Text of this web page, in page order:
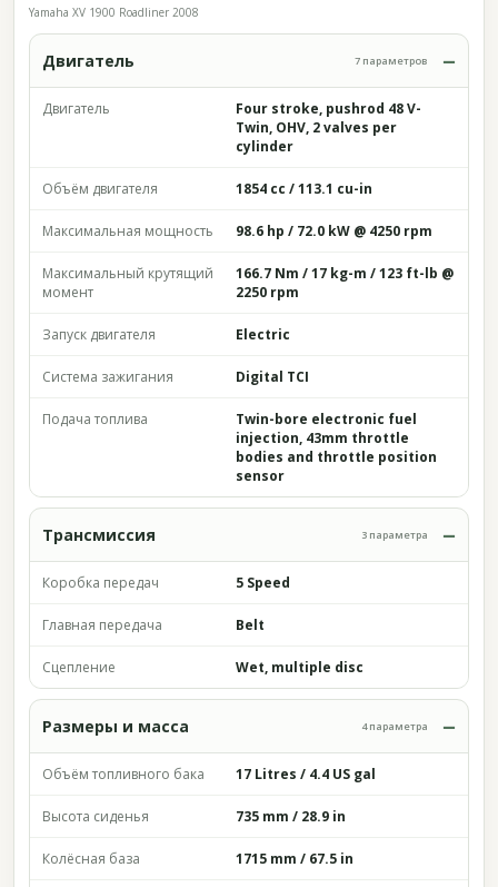
Yamaha XV 1900 Roadliner 2008
Двигатель 7 параметров
Двигатель
Four stroke, pushrod 48 V-
Twin, OHV, 2 valves per
cylinder
Объём двигателя 1854 cc / 113.1 cu-in
Максимальная мощность 98.6 hp / 72.0 kW @ 4250 rpm
Максимальный крутящий
момент
166.7 Nm / 17 kg-m / 123 ft-lb @
2250 rpm
Запуск двигателя Electric
Система зажигания Digital TCI
Подача топлива
Twin-bore electronic fuel
injection, 43mm throttle
bodies and throttle position
sensor
Трансмиссия 3 параметра
Коробка передач 5 Speed
Главная передача Belt
Сцепление Wet, multiple disc
Размеры и масса 4 параметра
Объём топливного бака 17 Litres / 4.4 US gal
Высота сиденья 735 mm / 28.9 in
Колёсная база 1715 mm / 67.5 in